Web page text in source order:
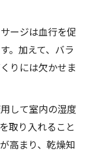
ージは血行を促
。加えて、バラ
りには欠かせま
して室内の湿度
取り入れること
高まり、乾燥知